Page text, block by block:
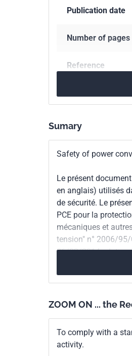
Publication date
Number of pages
Reference
kinship
European kinship
Sumary
Safety of power
Le présent
en anglais) utilisés
de sécurité. Le
PCE pour la
mécaniques et
tension" n° 2006/
26/02/2014 relative
marché du matériel
ZOOM ON ... the
To comply with a
activity.